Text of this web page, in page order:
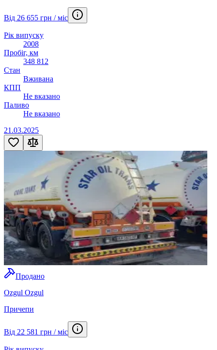
Від 26 655 грн / міс
Рік випуску
2008
Пробіг, км
348 812
Стан
Вживана
КПП
Не вказано
Паливо
Не вказано
21.03.2025
Продано
Ozgul Ozgul
Причепи
Від 22 581 грн / міс